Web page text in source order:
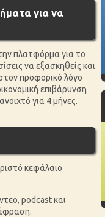
για να
πλατφόρμα για το
να εξασκηθείς και
προφορικό λόγο
επιβάρυνση
για 4 μήνες.
κεφάλαιο
podcast και